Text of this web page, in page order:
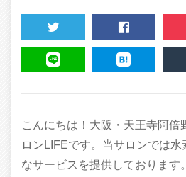
TWEET SHARE
こんにちは！大阪・天王寺阿倍
ロンLIFEです。当サロンでは水
なサービスを提供しております。